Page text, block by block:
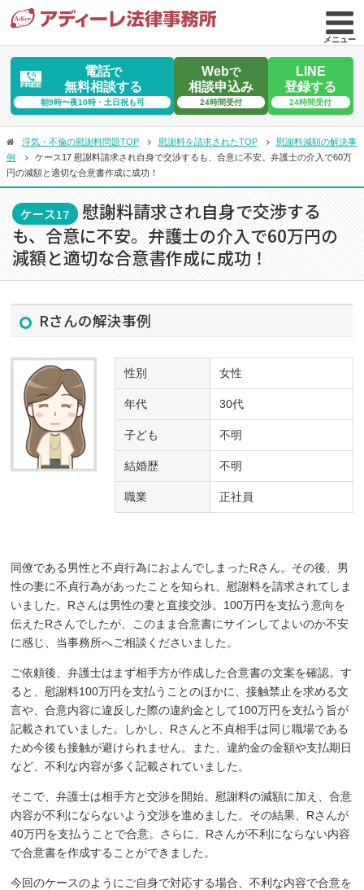
メニュー
電話で
無料相談する
朝9時〜夜10時・土日祝も可
Webで
相談申込み
24時間受付
LINE
登録する
24時間受付
浮気・不倫の慰謝料問題TOP 慰謝料を請求されたTOP
慰謝料減額の解決事
例
ケース17 慰謝料請求され自身で交渉するも、合意に不安。弁護士の介入で60万
円の減額と適切な合意書作成に成功！
ケース17 慰謝料請求され自身で交渉する
も、合意に不安。弁護士の介入で60万円の
減額と適切な合意書作成に成功！
Rさんの解決事例
性別 女性
年代 30代
子ども 不明
結婚歴 不明
職業 正社員
同僚である男性と不貞行為におよんでしまったRさん。その後、男
性の妻に不貞行為があったことを知られ、慰謝料を請求されてしま
いました。Rさんは男性の妻と直接交渉。100万円を支払う意向を
伝えたRさんでしたが、このまま合意書にサインしてよいのか不安
に感じ、当事務所へご相談くださいました。
ご依頼後、弁護士はまず相手方が作成した合意書の文案を確認。す
ると、慰謝料100万円を支払うことのほかに、接触禁止を求める文
言や、合意内容に違反した際の違約金として100万円を支払う旨が
記載されていました。しかし、Rさんと不貞相手は同じ職場である
ため今後も接触が避けられません。また、違約金の金額や支払期日
など、不利な内容が多く記載されていました。
そこで、弁護士は相手方と交渉を開始。慰謝料の減額に加え、合意
内容が不利にならないよう交渉を進めました。その結果、Rさんが
40万円を支払うことで合意。さらに、Rさんが不利にならない内容
で合意書を作成することができました。
今回のケースのようにご自身で対応する場合、不利な内容で合意を